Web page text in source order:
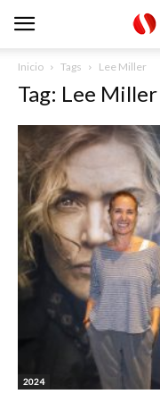
Inicio Tags Lee Miller
Tag: Lee Miller
2024